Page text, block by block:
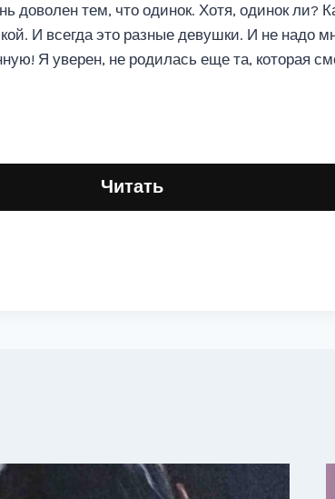
доволен тем, что одинок. Хотя, одинок ли?
И всегда это разные девушки. И не надо
Я уверен, не родилась еще та, которая
Читать